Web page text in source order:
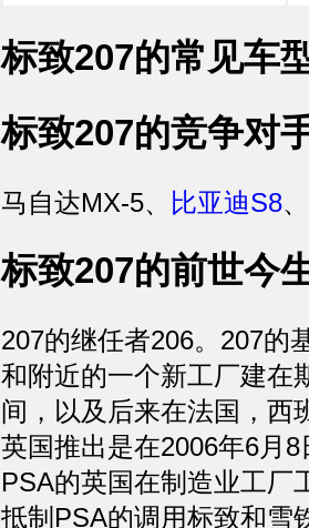
标致207的常见车
标致207的竞争对
马自达MX-5、 比亚迪S8、
标致207的前世今
207的继任者206。207的
和附近的一个新工厂建在
间，以及后来在法国，西
英国推出是在2006年6月
PSA的英国在制造业工厂
抵制PSA的调用标致和雪